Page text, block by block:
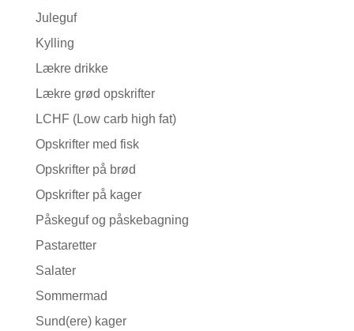
Juleguf
Kylling
Lækre drikke
Lækre grød opskrifter
LCHF (Low carb high fat)
Opskrifter med fisk
Opskrifter på brød
Opskrifter på kager
Påskeguf og påskebagning
Pastaretter
Salater
Sommermad
Sund(ere) kager